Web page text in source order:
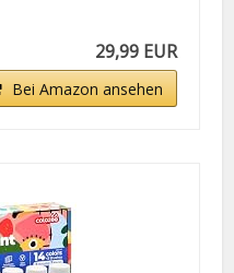
29,99 EUR
Bei Amazon ansehen